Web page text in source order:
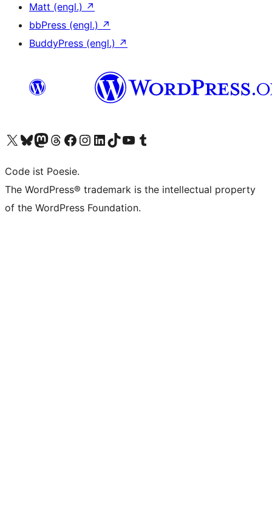
Matt (engl.) ↗
bbPress (engl.) ↗
BuddyPress (engl.) ↗
Unser X-Konto (früher Twitter) besuchen
Unser Bluesky-Konto besuchen
Unser Mastodon-Konto besuchen
Unser Threads-Konto besuchen
Unsere Facebook-Seite besuchen
Unser Instagram-Konto besuchen
Unser LinkedIn-Konto besuchen
Unser TikTok-Konto besuchen
Unseren YouTube-Kanal besuchen
Unser Tumblr-Konto besuchen
Code ist Poesie.
The WordPress® trademark is the intellectual property
of the WordPress Foundation.